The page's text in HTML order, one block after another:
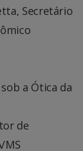
Secretário
a Ótica da
de
MS